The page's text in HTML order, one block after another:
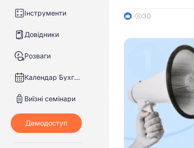
Інструменти
Довідники
Розваги
Календар Бухгалтера
Виїзні семінари
4 30